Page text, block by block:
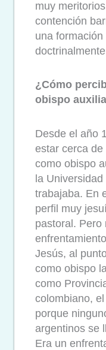
muy
contención
una
¿Cómo
obispo
Desde el año
estar cerca
como obispo
la
trabajaba. En
perfil muy
pastoral.
Jesús, al
como obispo
como
colombiano,
porque
argentinos se
Era un